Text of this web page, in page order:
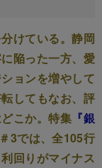
けている。静岡
陥った一方、愛
ョンを増やして
してもなお、評
こか。特集 『銀
3では、全105行
回りがマイナス